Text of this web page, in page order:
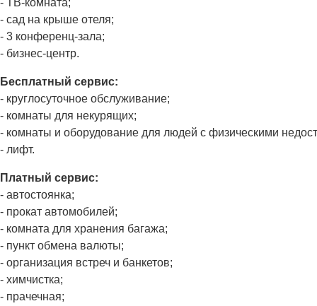
- сад на крыше отеля;
- 3 конференц-зала;
- бизнес-центр.
Бесплатный сервис:
- круглосуточное обслуживание;
- комнаты для некурящих;
- комнаты и оборудование для людей с физическими
- лифт.
Платный сервис:
- автостоянка;
- прокат автомобилей;
- комната для хранения багажа;
- пункт обмена валюты;
- организация встреч и банкетов;
- химчистка;
- прачечная;